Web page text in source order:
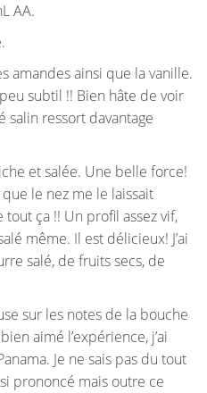
AA.
amandes ainsi que la vanille.
subtil !! Bien hâte de voir
salin ressort davantage
et salée. Une belle force!
que le nez me le laissait
ça !! Un profil assez vif,
même. Il est délicieux! J’ai
salé, de fruits secs, de
sur les notes de la bouche
aimé l’expérience, j’ai
Je ne sais pas du tout
prononcé mais outre ce